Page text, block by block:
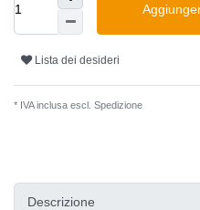
Lista dei desideri
* IVA inclusa escl. Spedizione
Descrizione